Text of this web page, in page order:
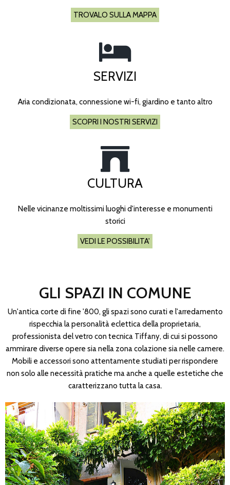
TROVALO SULLA MAPPA
SERVIZI
Aria condizionata, connessione wi-fi, giardino e tanto altro
SCOPRI I NOSTRI SERVIZI
CULTURA
Nelle vicinanze moltissimi luoghi d'interesse e monumenti
storici
VEDI LE POSSIBILITA'
GLI SPAZI IN COMUNE
Un'antica corte di fine '800, gli spazi sono curati e l'arredamento
rispecchia la personalità eclettica della proprietaria,
professionista del vetro con tecnica Tiffany, di cui si possono
ammirare diverse opere sia nella zona colazione sia nelle camere.
Mobili e accessori sono attentamente studiati per rispondere
non solo alle necessità pratiche ma anche a quelle estetiche che
caratterizzano tutta la casa.